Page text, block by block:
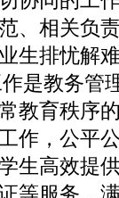
、相关负
生排忧解
是教务管
教育秩序
作，公平
生高效提